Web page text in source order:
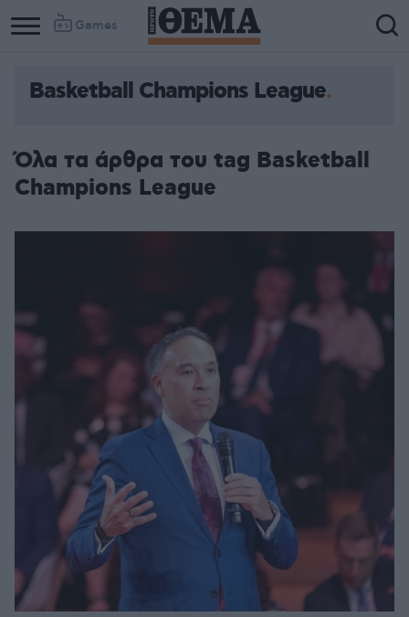
Games
Column
Column
Basketball Champions League
Όλα τα άρθρα του tag Basketball
Champions League